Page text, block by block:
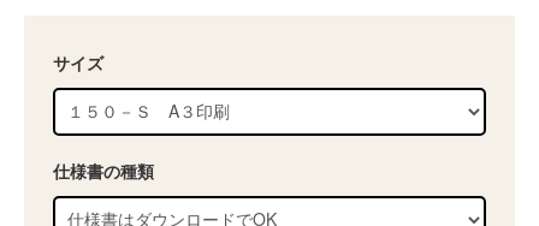
サイズ
仕様書の種類